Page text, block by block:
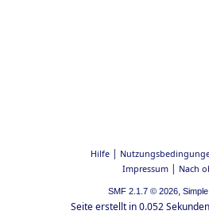
Hilfe|
Impressum| Nach
SMF 2.1.7 © 2026,
Seite erstellt in 0.052